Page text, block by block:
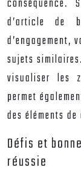
d’article de
d’engagement,
sujets
visualiser les
permet
des éléments
Défis et
réussie